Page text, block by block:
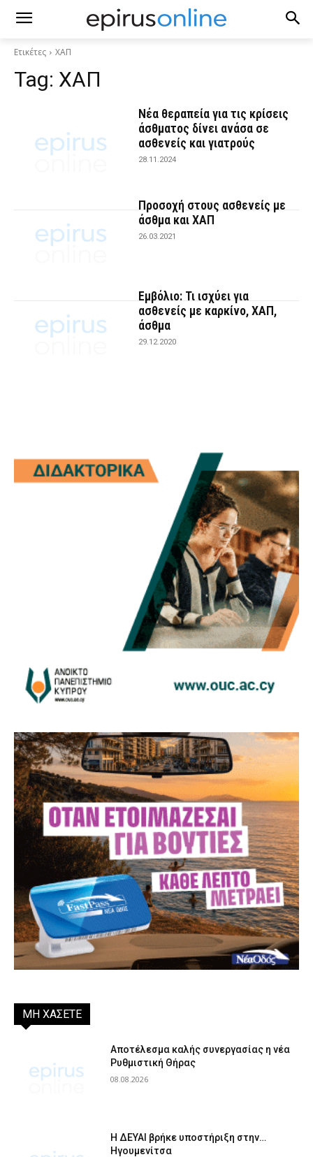
Ετικέτες ΧΑΠ
Tag: ΧΑΠ
Νέα θεραπεία για τις κρίσεις
άσθματος δίνει ανάσα σε
ασθενείς και γιατρούς
28.11.2024
Προσοχή στους ασθενείς με
άσθμα και ΧΑΠ
26.03.2021
Εμβόλιο: Τι ισχύει για
ασθενείς με καρκίνο, ΧΑΠ,
άσθμα
29.12.2020
ΜΗ ΧΑΣΕΤΕ
Αποτέλεσμα καλής συνεργασίας η νέα
Ρυθμιστική Θήρας
08.08.2026
Η ΔΕΥΑΙ βρήκε υποστήριξη στην…
Ηγουμενίτσα